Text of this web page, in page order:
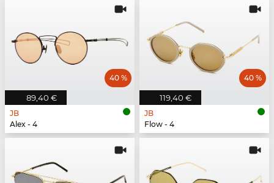
89,40 €
40 %
JB
Alex - 4
119,40 €
40 %
JB
Flow - 4